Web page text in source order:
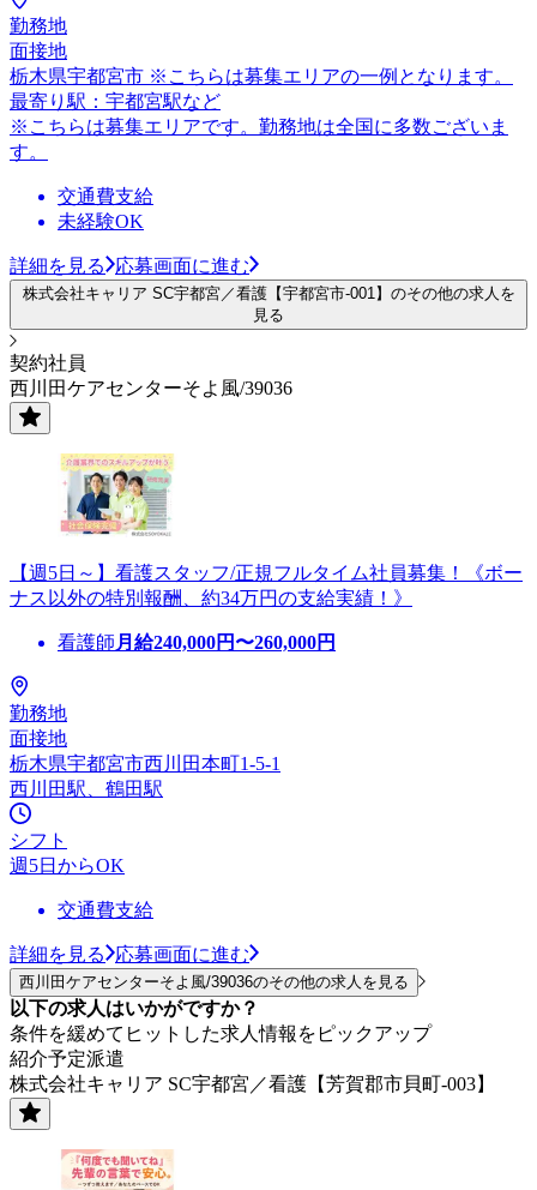
勤務地
面接地
栃木県宇都宮市 ※こちらは募集エリアの一例となります。
最寄り駅：宇都宮駅など
※こちらは募集エリアです。勤務地は全国に多数ございま
す。
交通費支給
未経験OK
詳細を見る 応募画面に進む
株式会社キャリア SC宇都宮／看護【宇都宮市-001】のその他の求人を
見る
契約社員
西川田ケアセンターそよ風/39036
【週5日～】看護スタッフ/正規フルタイム社員募集！《ボー
ナス以外の特別報酬、約34万円の支給実績！》
看護師 月給240,000円〜260,000円
勤務地
面接地
栃木県宇都宮市西川田本町1-5-1
西川田駅、鶴田駅
シフト
週5日からOK
交通費支給
詳細を見る 応募画面に進む
西川田ケアセンターそよ風/39036のその他の求人を見る
以下の求人はいかがですか？
条件を緩めてヒットした求人情報をピックアップ
紹介予定派遣
株式会社キャリア SC宇都宮／看護【芳賀郡市貝町-003】